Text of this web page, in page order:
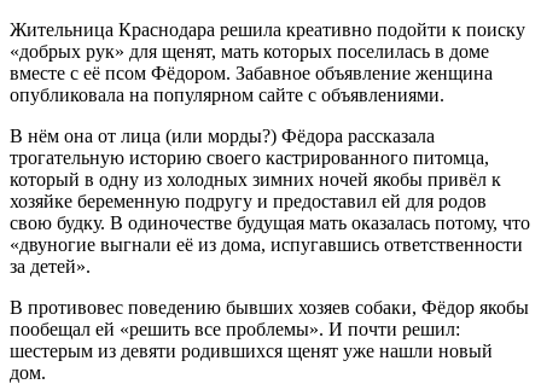
Жительница Краснодара решила креативно подойти к поиску
«добрых рук» для щенят, мать которых поселилась в доме
вместе с её псом Фёдором. Забавное объявление женщина
опубликовала на популярном сайте с объявлениями.
В нём она от лица (или морды?) Фёдора рассказала
трогательную историю своего кастрированного питомца,
который в одну из холодных зимних ночей якобы привёл к
хозяйке беременную подругу и предоставил ей для родов
свою будку. В одиночестве будущая мать оказалась потому, что
«двуногие выгнали её из дома, испугавшись ответственности
за детей».
В противовес поведению бывших хозяев собаки, Фёдор якобы
пообещал ей «решить все проблемы». И почти решил:
шестерым из девяти родившихся щенят уже нашли новый
дом.